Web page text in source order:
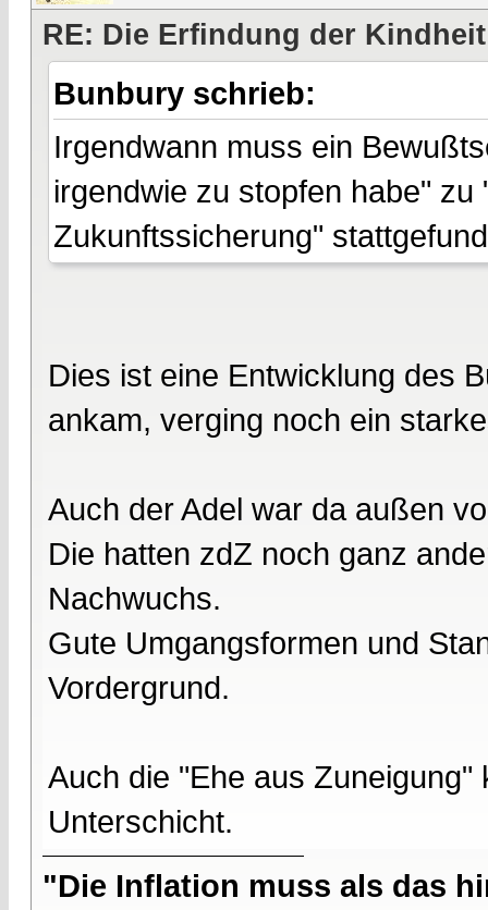
RE: Die Erfindung der Kindheit
Bunbury schrieb:
Irgendwann muss ein
irgendwie zu stopfen habe"
Zukunftssicherung"
Dies ist eine Entwicklung des
ankam, verging noch ein
Auch der Adel war da außen
Die hatten zdZ noch ganz
Nachwuchs.
Gute Umgangsformen und
Vordergrund.
Auch die "Ehe aus
Unterschicht.
"Die Inflation muss als das